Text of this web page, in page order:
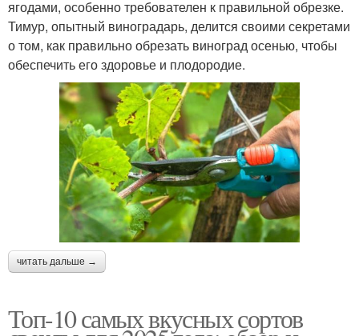
ягодами, особенно требователен к правильной обрезке.
Тимур, опытный виноградарь, делится своими секретами
о том, как правильно обрезать виноград осенью, чтобы
обеспечить его здоровье и плодородие.
читать дальше →
Топ-10 самых вкусных сортов